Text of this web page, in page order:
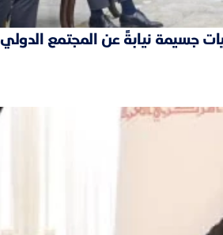
جسيمة نيابةً عن المجتمع الدولي